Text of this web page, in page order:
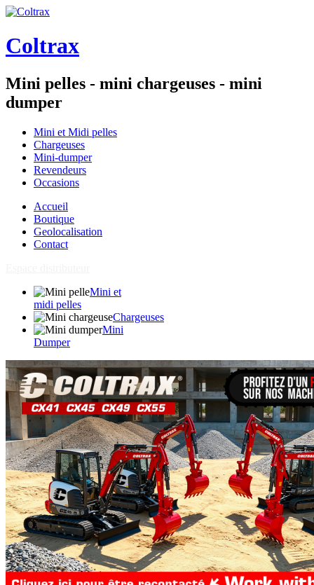
Coltrax
Mini pelles - mini chargeuses - mini
dumper
Mini et Midi pelles
Chargeuses
Mini-dumper
Revendeurs
Occasions
Accueil
Boutique
Geolocalisation
Contact
Mini et
midi pelles
Chargeuses
Mini
Dumper